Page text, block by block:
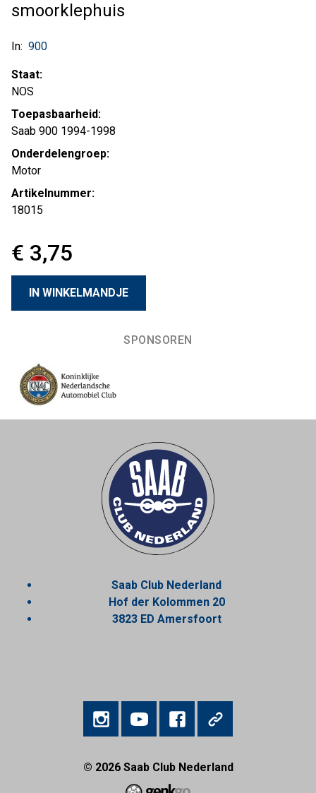
smoorklephuis
In: 900
Staat:
NOS
Toepasbaarheid:
Saab 900 1994-1998
Onderdelengroep:
Motor
Artikelnummer:
18015
€ 3,75
SPONSOREN
Saab Club Nederland
Hof der Kolommen 20
3823 ED Amersfoort
© 2026Saab Club Nederland